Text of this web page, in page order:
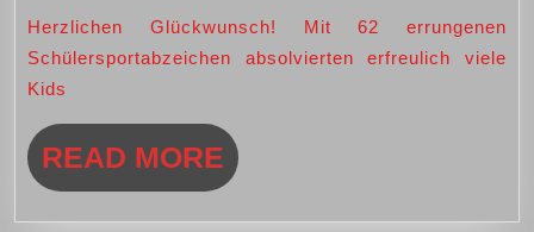
2023
Herzlichen Glückwunsch! Mit 62 errungenen
Schülersportabzeichen absolvierten erfreulich viele
Kids
READ MORE READ